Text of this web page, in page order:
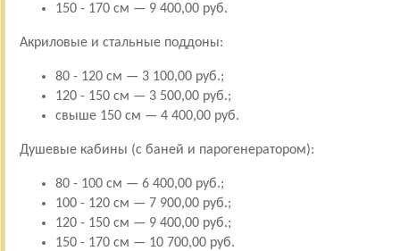
150 - 170 см — 9 400,00 руб.
Акриловые и стальные поддоны:
80 - 120 см — 3 100,00 руб.;
120 - 150 см — 3 500,00 руб.;
свыше 150 см — 4 400,00 руб.
Душевые кабины (с баней и парогенератором):
80 - 100 см — 6 400,00 руб.;
100 - 120 см — 7 900,00 руб.;
120 - 150 см — 9 400,00 руб.;
150 - 170 см — 10 700,00 руб.